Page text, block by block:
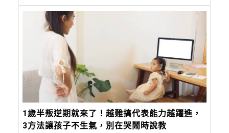
1歲半叛逆期就來了！越難搞代表能力越躍進，
3方法讓孩子不生氣，別在哭鬧時說教